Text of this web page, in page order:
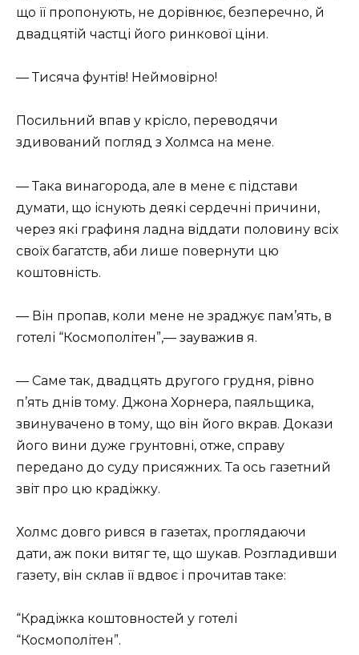
що її пропонують, не дорівнює, безперечно, й
двадцятій частці його ринкової ціни.
— Тисяча фунтів! Неймовірно!
Посильний впав у крісло, переводячи
здивований погляд з Холмса на мене.
— Така винагорода, але в мене є підстави
думати, що існують деякі сердечні причини,
через які графиня ладна віддати половину всіх
своїх багатств, аби лише повернути цю
коштовність.
— Він пропав, коли мене не зраджує пам’ять, в
готелі “Космополітен”,— зауважив я.
— Саме так, двадцять другого грудня, рівно
п’ять днів тому. Джона Хорнера, паяльщика,
звинувачено в тому, що він його вкрав. Докази
його вини дуже грунтовні, отже, справу
передано до суду присяжних. Та ось газетний
звіт про цю крадіжку.
Холмс довго рився в газетах, проглядаючи
дати, аж поки витяг те, що шукав. Розгладивши
газету, він склав її вдвоє і прочитав таке:
“Крадіжка коштовностей у готелі
“Космополітен”.